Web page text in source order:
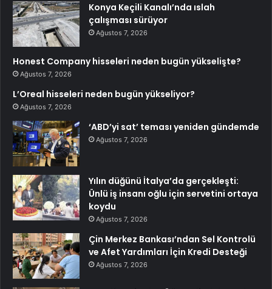
Konya Keçili Kanalı’nda ıslah
çalışması sürüyor
Ağustos 7, 2026
Honest Company hisseleri neden bugün yükselişte?
Ağustos 7, 2026
L’Oreal hisseleri neden bugün yükseliyor?
Ağustos 7, 2026
‘ABD’yi sat’ teması yeniden gündemde
Ağustos 7, 2026
Yılın düğünü İtalya’da gerçekleşti:
Ünlü iş insanı oğlu için servetini ortaya
koydu
Ağustos 7, 2026
Çin Merkez Bankası’ndan Sel Kontrolü
ve Afet Yardımları İçin Kredi Desteği
Ağustos 7, 2026